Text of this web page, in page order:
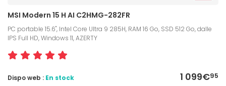
MSI Modern 15 H AI C2HMG-282FR
PC portable 15.6", Intel Core Ultra 9 285H, RAM 16 Go, SSD 512 Go, dalle
IPS Full HD, Windows 11, AZERTY
1 099€95
Dispo web : En stock